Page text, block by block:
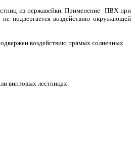
из нержавейки. Применение ПВХ при
подвергается воздействию окружающей
воздействию прямых солнечных
винтовых лестницах.